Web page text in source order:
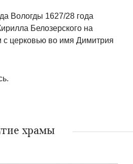
Вологды 1627/28 года
Белозерского на
церковью во имя Димитрия
храмы